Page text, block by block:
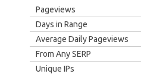
Pageviews
Days in Range
Average Daily Pageviews
From Any SERP
Unique IPs